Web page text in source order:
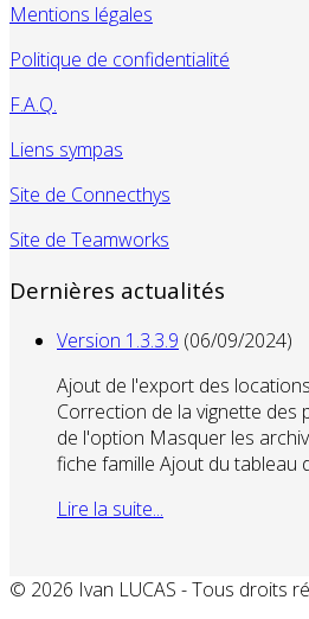
Mentions légales
Politique de confidentialité
F.A.Q.
Liens sympas
Site de Connecthys
Site de Teamworks
Dernières actualités
Version 1.3.3.9 (06/09/2024)
Ajout de l'export des
Correction de la vignette des
de l'option Masquer les
fiche famille Ajout du tableau
Lire la suite...
© 2026 Ivan LUCAS - Tous droits